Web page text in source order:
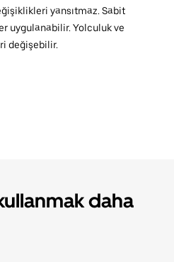
yansıtmaz. Sabit
uygulanabilir. Yolculuk ve
değişebilir.
daha